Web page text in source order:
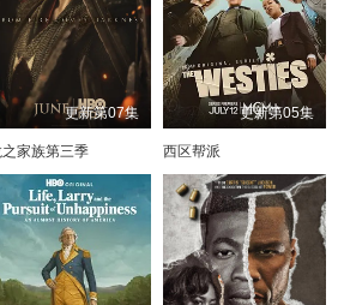
更新第07集
家族第三季
更新第05集
西区帮派